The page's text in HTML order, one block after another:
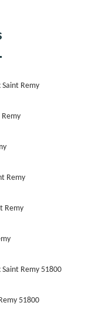
Remy
Remy
Remy
Remy
Remy 51800
51800